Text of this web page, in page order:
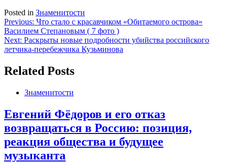
Posted in Знаменитости
Навигация
по
записям
Previous: Что стало с красавчиком «Обитаемого острова»
Василием Степановым ( 7 фото )
Next: Раскрыты новые подробности убийства российского
летчика-перебежчика Кузьминова
Related Posts
Знаменитости
Евгений Фёдоров и его отказ
возвращаться в Россию: позиция,
реакция общества и будущее
музыканта